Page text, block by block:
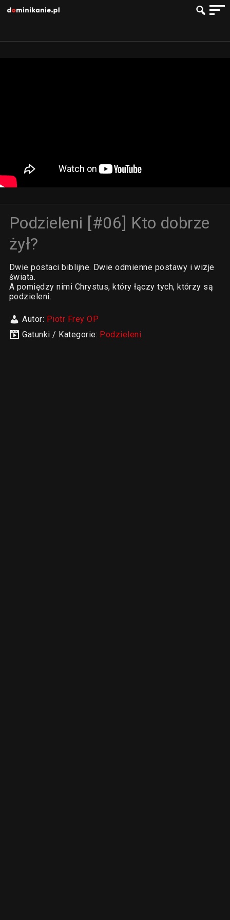
Podzieleni [#06] Kto dobrze
żył?
Dwie postaci biblijne. Dwie odmienne postawy i wizje
świata.
A pomiędzy nimi Chrystus, który łączy tych, którzy są
podzieleni.
Autor: Piotr Frey OP
Gatunki / Kategorie: Podzieleni